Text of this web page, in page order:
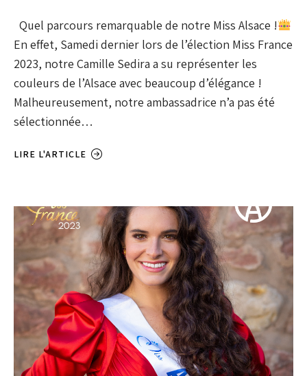
Quel parcours remarquable de notre Miss Alsace !
En effet, Samedi dernier lors de l’élection Miss France
2023, notre Camille Sedira a su représenter les
couleurs de l’Alsace avec beaucoup d’élégance !
Malheureusement, notre ambassadrice n’a pas été
sélectionnée…
LIRE L'ARTICLE